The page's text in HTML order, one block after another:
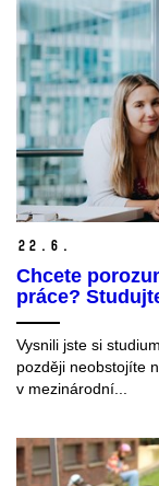
22. 6.
Chcete
práce?
Vysnili jste si
později neobstojíte
v mezinárodní...